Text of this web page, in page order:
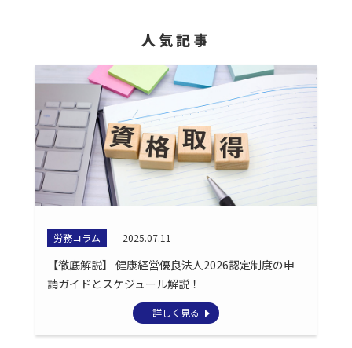
人気記事
労務コラム 2025.07.11
【徹底解説】 健康経営優良法人2026認定制度の申
請ガイドとスケジュール解説！
詳しく見る